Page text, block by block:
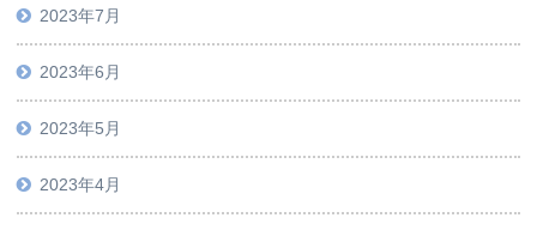
2023年7月
2023年6月
2023年5月
2023年4月